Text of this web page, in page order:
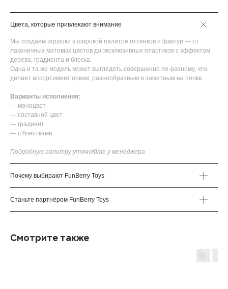
Цвета, которые привлекают внимание
Мы создаём игрушки в широкой палитре оттенков и фактур — от
лаконичных матовых цветов до эксклюзивных пластиков с эффектом
дерева, градиента и блеска.
Одна и та же модель может выглядеть совершенно по-разному, что
делает ассортимент ярким, разнообразным и заметным на полке.
Варианты исполнения:
— моноцвет
— составной цвет
— градиент
— с блёстками
Подробную палитру уточняйте у менеджера
Почему выбирают FunBerry Toys
Станьте партнёром FunBerry Toys
Смотрите также